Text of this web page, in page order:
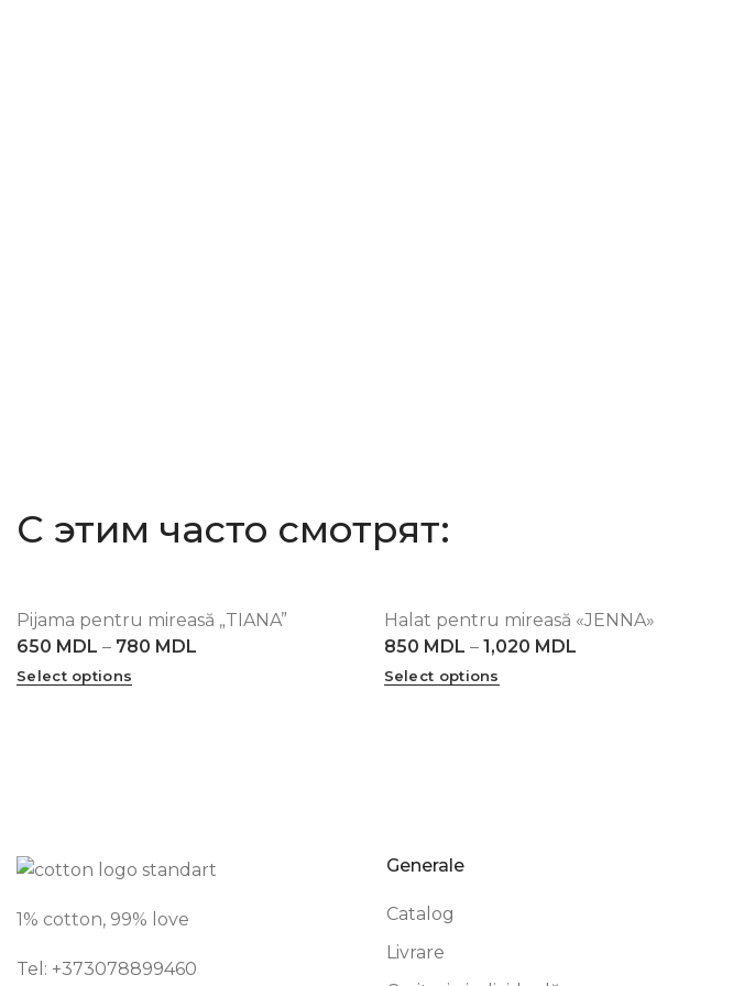
С этим часто смотрят:
XS S M L XL 2XL 3XL 4XL
Pijama pentru mireasă „TIANA”
650 MDL – 780 MDL
Select options
XS S M L XL 2XL 3XL 4XL
Halat pentru mireasă «JENNA»
850 MDL – 1,020 MDL
Select options
1% cotton, 99% love
Tel: +373078899460
Generale
Catalog
Livrare